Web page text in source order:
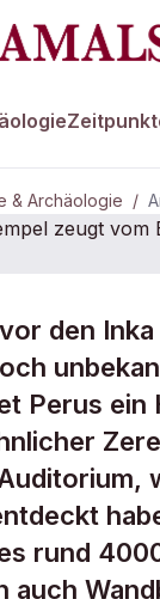
& Archäologie /
&
Tempel
Macht
den
Perus ein
rund
auch